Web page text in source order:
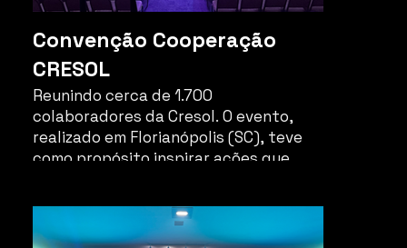
Convenção Cooperação
CRESOL
Reunindo cerca de 1.700
colaboradores da Cresol. O evento,
realizado em Florianópolis (SC), teve
como propósito inspirar ações que